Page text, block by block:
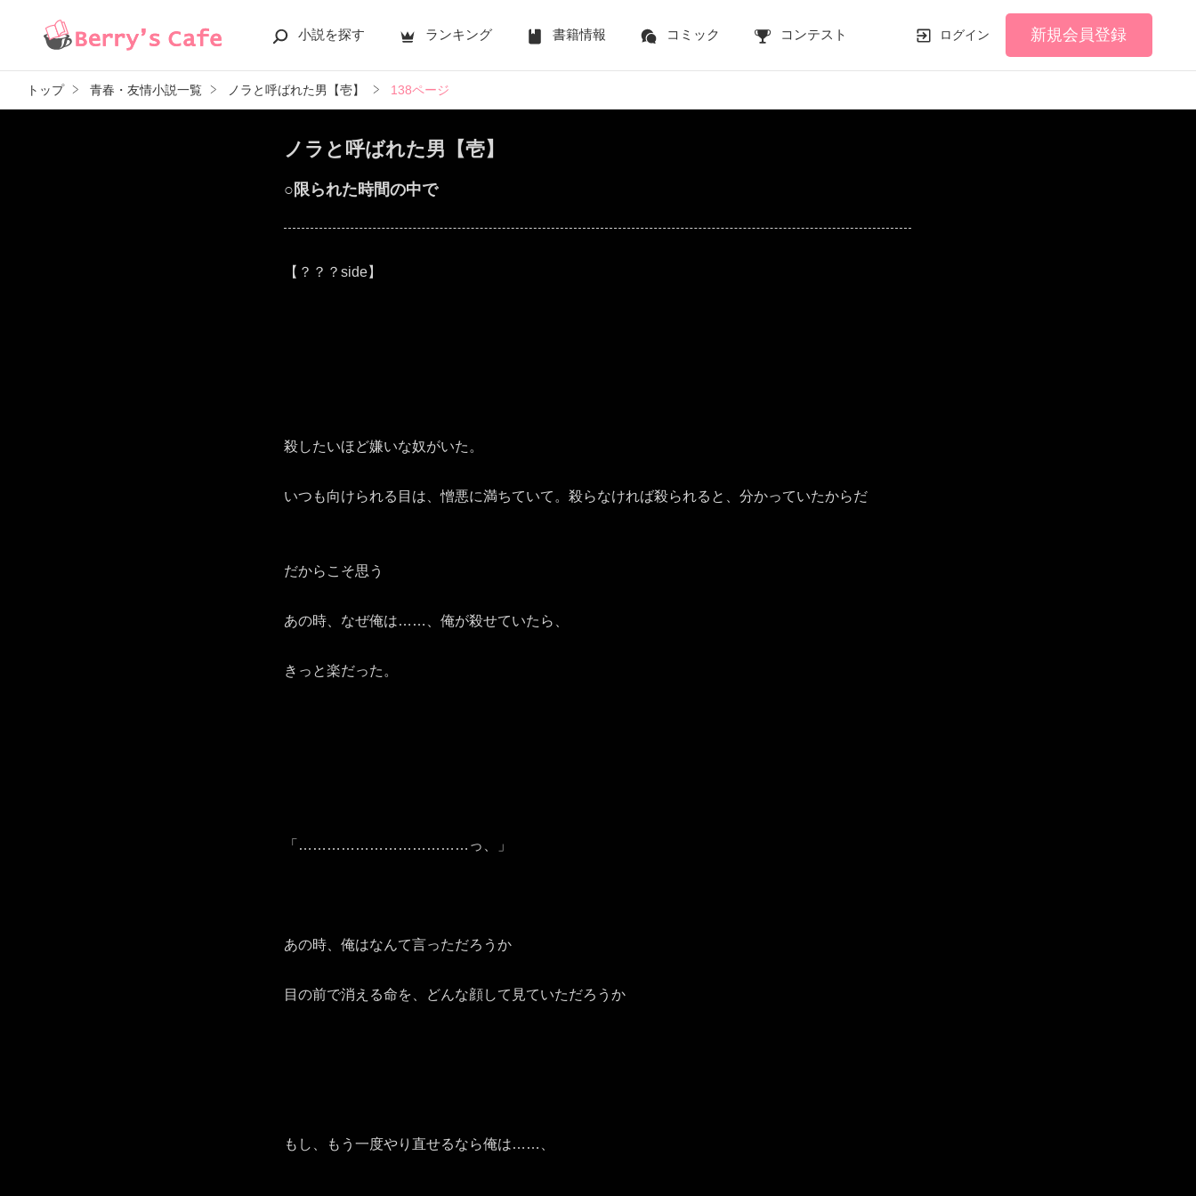
小説を探す ランキング 書籍情報 コミック コンテスト ログイン 新規会員登録
トップ 青春・友情小説一覧 ノラと呼ばれた男【壱】 138ページ
ノラと呼ばれた男【壱】
○限られた時間の中で
【？？？side】
殺したいほど嫌いな奴がいた。
いつも向けられる目は、憎悪に満ちていて。殺らなければ殺られると、分かっていたからだ
だからこそ思う
あの時、なぜ俺は……、俺が殺せていたら、
きっと楽だった。
「………………………………っ、」
あの時、俺はなんて言っただろうか
目の前で消える命を、どんな顔して見ていただろうか
もし、もう一度やり直せるなら俺は……、